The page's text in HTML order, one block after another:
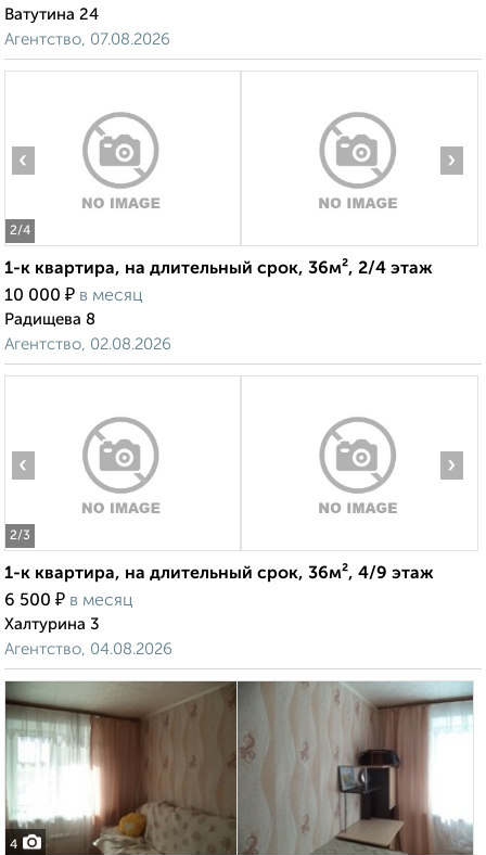
Ватутина 24
Агентство, 07.08.2026
2/4
‹ ›
1-к квартира, на длительный срок, 36м², 2/4 этаж
10 000 ₽ в месяц
Радищева 8
Агентство, 02.08.2026
2/3
‹ ›
1-к квартира, на длительный срок, 36м², 4/9 этаж
6 500 ₽ в месяц
Халтурина 3
Агентство, 04.08.2026
4